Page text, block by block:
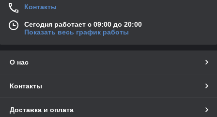
Контакты
Сегодня работает с 09:00 до 20:00
Показать весь график работы
О нас
Контакты
Доставка и оплата